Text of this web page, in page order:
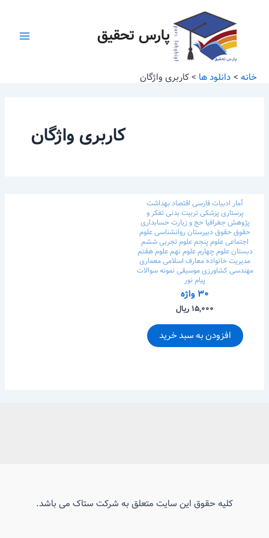
پارس تحقیق
خانه دانلود ها کاربری واژگان
کاربری واژگان
آمار ادبیات فارسی اقتصادبهداشت
پرستاریپزشکیتربیت بدنیتفکر و
پژوهشجغرافیاحج و زیارتحسابداری
حقوقحقوقدبیرستانروانشناسیعلوم
اجتماعیعلوم پنجمعلوم تجربی ششم
دبستانعلوم چهارمعلوم نهمعلوم هفتم
مدیریت خانوادهمعارف اسلامیمعماری
مهندسی کشاورزیموسیقینمونه سوالات
پیام نور
۳۰ واژه
۱۵,۰۰۰ ریال
افزودن به سبد خرید
کلیه حقوق این سایت متعلق به شرکت ستاک می باشد.